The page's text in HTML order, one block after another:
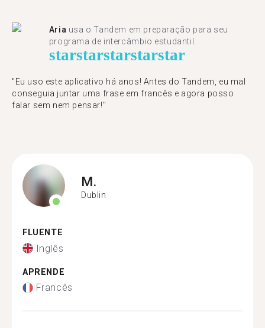
Aria usa o Tandem em preparação para seu
programa de intercâmbio estudantil.
starstarstarstarstar
"​​Eu uso este aplicativo há anos! Antes do Tandem, eu mal
conseguia juntar uma frase em francês e agora posso
falar sem nem pensar!"
M.
Dublin
FLUENTE
Inglês
APRENDE
Francês